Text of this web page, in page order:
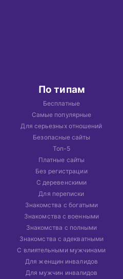
По типам
Бесплатные
Самые популярные
Для серьезных отношений
Безопасные сайты
Топ-5
Платные сайты
Без регистрации
С деревенскими
Для переписки
Знакомства с богатыми
Знакомства с военными
Знакомства с полными
Знакомства с адекватными
С влиятельными мужчинами
Для женщин инвалидов
Для мужчин инвалидов